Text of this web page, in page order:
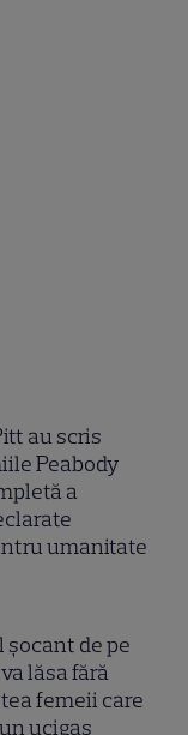
au scris
Peabody
a
umanitate
de pe
lăsa fără
femeii care
ucigaș